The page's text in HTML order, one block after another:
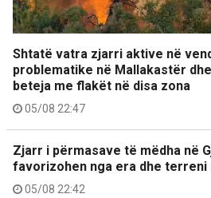
Shtatë vatra zjarri aktive në
problematike në Mallakastër
beteja me flakët në disa zona
05/08 22:47
Zjarr i përmasave të mëdha në
favorizohen nga era dhe terreni
05/08 22:42